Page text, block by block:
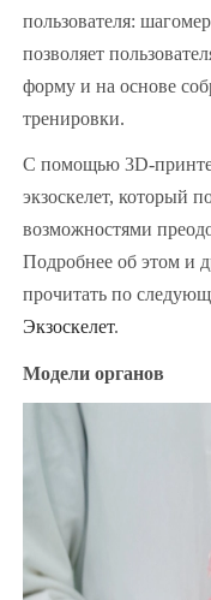
пользователя:
позволяет
форму и на основе
тренировки.
С помощью 3D-
экзоскелет, который
возможностями
Подробнее об этом и
прочитать по
Экзоскелет.
Модели органов